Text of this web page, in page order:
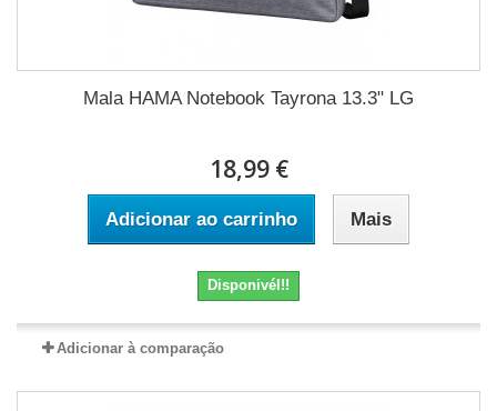
Mala HAMA Notebook Tayrona 13.3" LG
18,99 €
Adicionar ao carrinho Mais
Disponivél!!
Adicionar à comparação